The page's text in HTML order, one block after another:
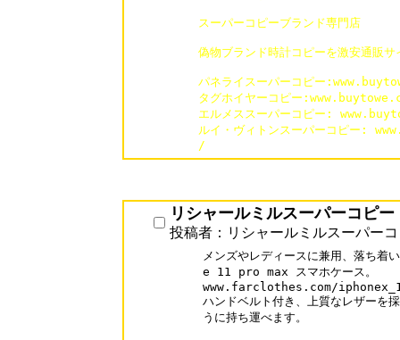
スーパーコピーブランド専門店
偽物ブランド時計コピーを激安通販
パネライスーパーコピー
タグホイヤーコピー
エルメススーパーコピー:
ルイ・ヴィトンスーパーコピー:
/
リシャールミルスーパーコピー
投稿者：リシャールミルスーパー
メンズやレディースに兼用、落ち
e 11 pro max スマホケース。
www.farclothes.com/
ハンドベルト付き、上質なレザーを
うに持ち運べます。